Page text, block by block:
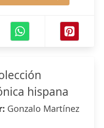
hispana
Gonzalo Martínez